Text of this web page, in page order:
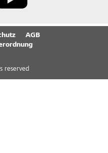
AGB
reserved